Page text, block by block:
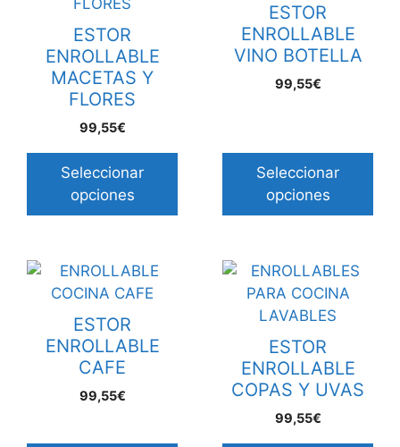
ESTOR
ENROLLABLE
MACETAS Y
FLORES
99,55€
Seleccionar
opciones
ESTOR
ENROLLABLE
VINO BOTELLA
99,55€
Seleccionar
opciones
ESTOR
ENROLLABLE
CAFE
99,55€
ESTOR
ENROLLABLE
COPAS Y UVAS
99,55€